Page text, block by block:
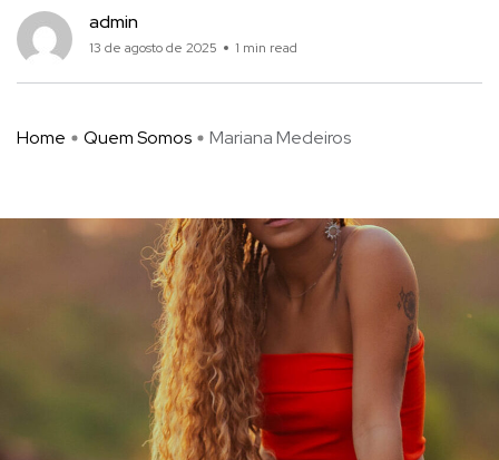
admin
13 de agosto de 2025 1 min read
Home Quem Somos Mariana Medeiros